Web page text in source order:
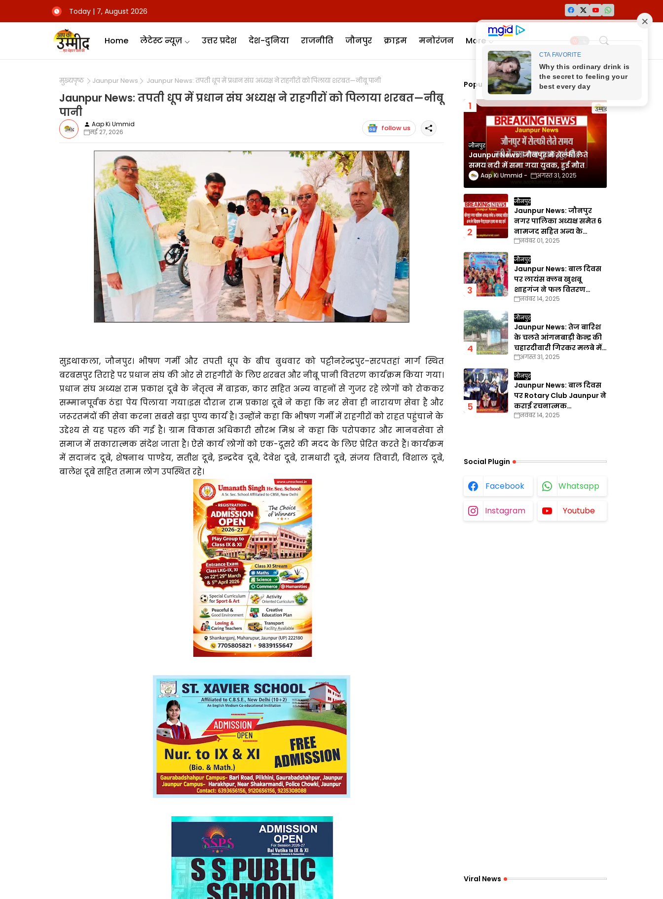
Today | 7, August 2026
Home लेटेस्ट न्यूज़ उत्तर प्रदेश देश-दुनिया राजनीति जौनपुर क्राइम मनोरंजन More
मुख्यपृष्ठ Jaunpur News Jaunpur News: तपती धूप में प्रधान संघ अध्यक्ष ने राहगीरों को पिलाया शरबत—नीबू पानी
Jaunpur News: तपती धूप में प्रधान संघ अध्यक्ष ने राहगीरों को पिलाया शरबत—नीबू
पानी
Aap Ki Ummid
मई 27, 2026
follow us
सुइथाकला, जौनपुर। भीषण गर्मी और तपती धूप के बीच बुधवार को पट्टीनरेन्द्रपुर–सरपतहां मार्ग स्थित
बरबसपुर तिराहे पर प्रधान संघ की ओर से राहगीरों के लिए शरबत और नीबू पानी वितरण कार्यक्रम किया गया।
प्रधान संघ अध्यक्ष राम प्रकाश दूबे के नेतृत्व में बाइक, कार सहित अन्य वाहनों से गुजर रहे लोगों को रोककर
सम्मानपूर्वक ठंडा पेय पिलाया गया।इस दौरान राम प्रकाश दूबे ने कहा कि नर सेवा ही नारायण सेवा है और
जरूरतमंदों की सेवा करना सबसे बड़ा पुण्य कार्य है। उन्होंने कहा कि भीषण गर्मी में राहगीरों को राहत पहुंचाने के
उद्देश्य से यह पहल की गई है। ग्राम विकास अधिकारी सौरभ मिश्र ने कहा कि परोपकार और मानवसेवा से
समाज में सकारात्मक संदेश जाता है। ऐसे कार्य लोगों को एक-दूसरे की मदद के लिए प्रेरित करते हैं। कार्यक्रम
में सदानंद दूबे, शेषनाथ पाण्डेय, सतीश दूबे, इन्द्रदेव दूबे, देवेश दूबे, रामधारी दूबे, संजय तिवारी, विशाल दूबे,
बालेश दूबे सहित तमाम लोग उपस्थित रहे।
Popular Posts
जौनपुर
Jaunpur News: जौनपुर में सेल्फी लेते
समय नदी में समा गया युवक, हुई मौत
Aap Ki Ummid अगस्त 31, 2025
जौनपुर
Jaunpur News: जौनपुर
नगर पालिका अध्यक्ष समेत 6
नामजद सहित अन्य के
खिलाफ गैरइरादतन हत्या का
नवंबर 01, 2025
जौनपुर
Jaunpur News: बाल दिवस
पर लायंस क्लब खुशबू
शाहगंज ने फल वितरण
कार्यक्रम का किया आयोजन
नवंबर 14, 2025
जौनपुर
Jaunpur News: तेज बारिश
के चलते आंगनबाड़ी केन्द्र की
चहारदीवारी गिरकर मलबे में
तब्दील
अगस्त 31, 2025
जौनपुर
Jaunpur News: बाल दिवस
पर Rotary Club Jaunpur ने
कराई रचनात्मक
प्रतियोगिताएँ
नवंबर 14, 2025
Social Plugin
Facebook Whatsapp
Instagram Youtube
Viral News